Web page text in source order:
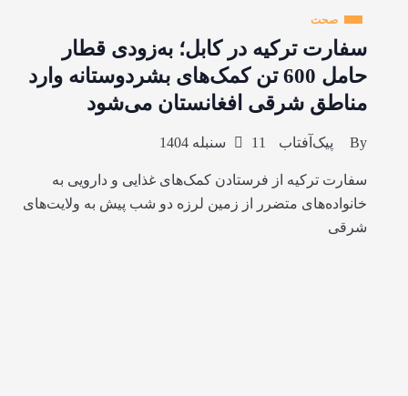
صحت
سفارت ترکیه در کابل؛ به‌زودی قطار
حامل 600 تن کمک‌های بشردوستانه وارد
مناطق شرقی افغانستان می‌شود
By پیک‌آفتاب 11 سنبله 1404
سفارت ترکیه از فرستادن کمک‌های غذایی و دارویی به
خانواده‌های متضرر از زمین لرزه دو شب پیش به ولایت‌های
شرقی